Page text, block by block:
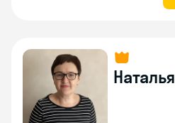
Наталья